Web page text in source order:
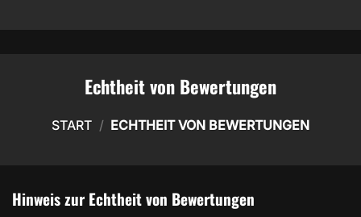
Echtheit von Bewertungen
START / ECHTHEIT VON BEWERTUNGEN
Hinweis zur Echtheit von Bewertungen